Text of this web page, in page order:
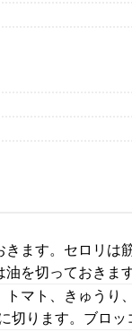
きます。セロリ
を切っておきます
マト、きゅうり
ります。ブロッ